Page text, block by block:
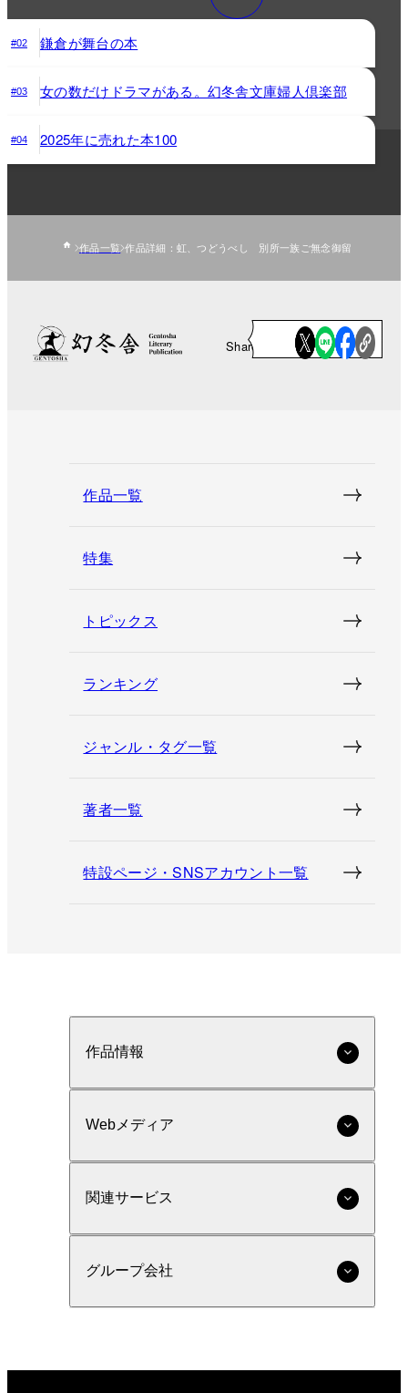
#02 鎌倉が舞台の本
#03 女の数だけドラマがある。幻冬舎文庫婦人倶楽部
#04 2025年に売れた本100
作品一覧 作品詳細：虹、つどうべし 別所一族ご無念御留
Share
作品一覧
特集
トピックス
ランキング
ジャンル・タグ一覧
著者一覧
特設ページ・SNSアカウント一覧
作品情報
Webメディア
関連サービス
グループ会社